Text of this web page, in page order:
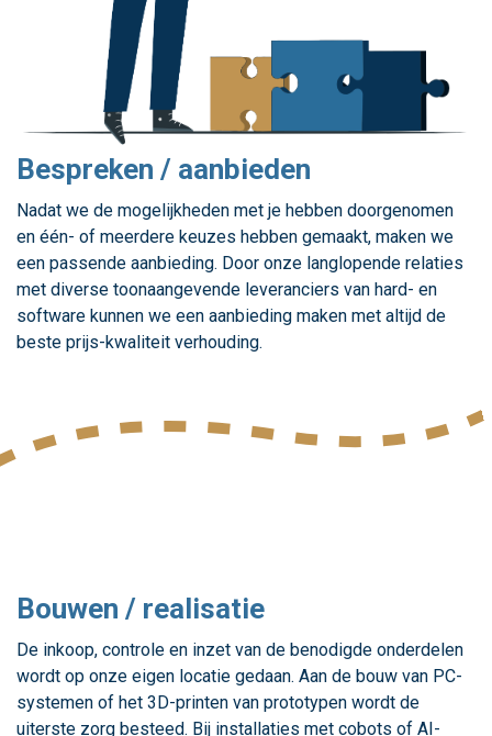
Bespreken / aanbieden
Nadat we de mogelijkheden met je hebben doorgenomen
en één- of meerdere keuzes hebben gemaakt, maken we
een passende aanbieding. Door onze langlopende relaties
met diverse toonaangevende leveranciers van hard- en
software kunnen we een aanbieding maken met altijd de
beste prijs-kwaliteit verhouding.
Bouwen / realisatie
De inkoop, controle en inzet van de benodigde onderdelen
wordt op onze eigen locatie gedaan. Aan de bouw van PC-
systemen of het 3D-printen van prototypen wordt de
uiterste zorg besteed. Bij installaties met cobots of AI-